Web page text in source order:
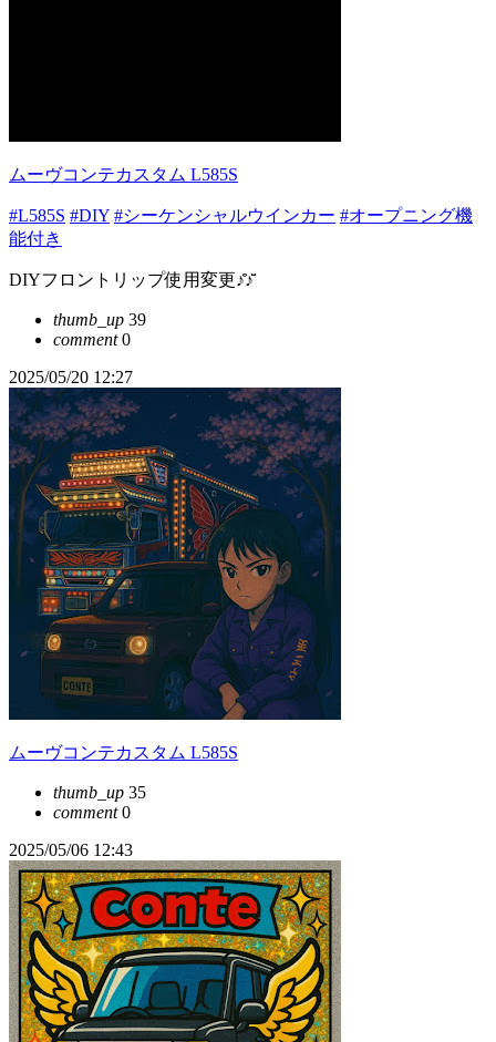
ムーヴコンテカスタム L585S
#L585S #DIY #シーケンシャルウインカー #オープニング機
能付き
DIYフロントリップ使用変更♪̊̈♪̆̈
thumb_up 39
comment0
2025/05/20 12:27
ムーヴコンテカスタム L585S
thumb_up 35
comment0
2025/05/06 12:43